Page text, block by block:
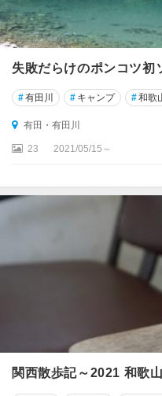
失敗だらけのポンコツ初
#有田川 # キャンプ #和歌
有田・有田川
23 2021/05/15～
関西散歩記～2021 和歌